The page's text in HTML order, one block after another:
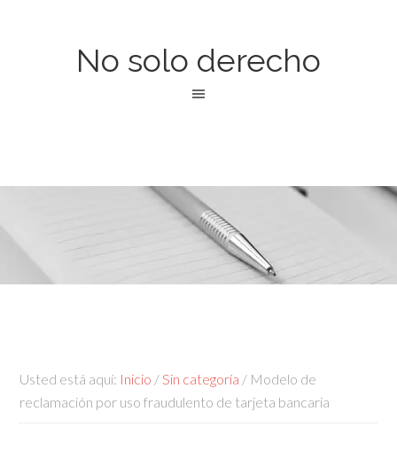
No solo derecho
Usted está aquí: Inicio /Sin categoría / Modelo de
reclamación por uso fraudulento de tarjeta bancaria